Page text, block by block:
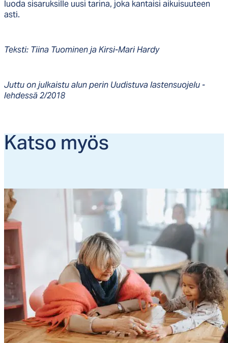
luoda sisaruksille uusi tarina, joka kantaisi aikuisuuteen
asti.
Teksti: Tiina Tuominen ja Kirsi-Mari Hardy
Juttu on julkaistu alun perin Uudistuva lastensuojelu -
lehdessä 2/2018
Kat­so myös